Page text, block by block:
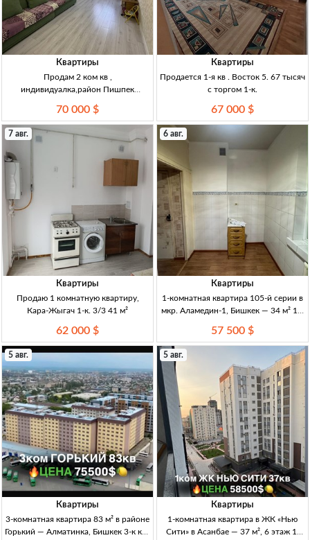
Квартиры
Продам 2 ком кв ,
индивидуалка,район Пишпек
70 000 $
Квартиры
Продается 1-я кв . Восток 5. 67 тысяч
с торгом 1-к.
67 000 $
7 авг.
Квартиры
Продаю 1 комнатную квартиру,
Кара-Жыгач 1-к. 3/3 41 м²
62 000 $
6 авг.
Квартиры
1-комнатная квартира 105-й серии в
мкр. Аламедин-1, Бишкек — 34 м² 1-к
Аламедин-1, ц/о, св/газ/вода, с/у
совм., частичный ремонт,
57 500 $
5 авг.
Квартиры
3-комнатная квартира 83 м² в районе
Горький — Алматинка, Бишкек 3-к кв.,
5 авг.
Квартиры
1-комнатная квартира в ЖК «Нью
Сити» в Асанбае — 37 м², 6 этаж 1-